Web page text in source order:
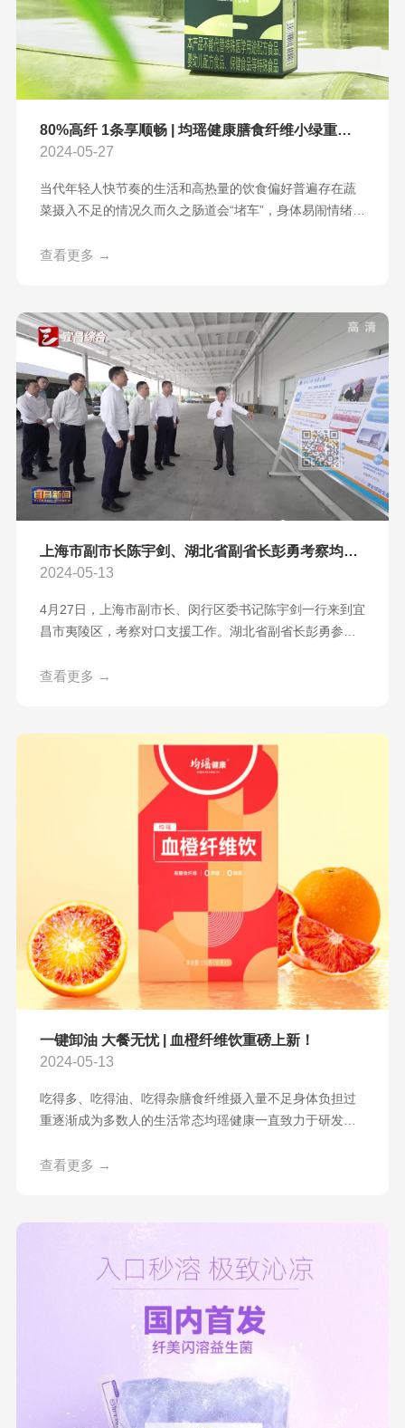
80%高纤 1条享顺畅 | 均瑶健康膳食纤维小绿重磅上市！
2024-05-27
当代年轻人快节奏的生活和高热量的饮食偏好普遍存在蔬
菜摄入不足的情况久而久之肠道会“堵车”，身体易闹情绪而
肠道享顺畅，轻盈且自在均瑶健康膳食纤维小绿不爱吃蔬
查看更多 →
上海市副市长陈宇剑、湖北省副省长彭勇考察均瑶大健康产业园
2024-05-13
4月27日，上海市副市长、闵行区委书记陈宇剑一行来到宜
昌市夷陵区，考察对口支援工作。湖北省副省长彭勇参加
市领导李军、靳鹏，市三峡工委党工委书记、主任蒋正雄
峡工程建设、百万移民搬迁的奋斗历程，听取三
查看更多 →
一键卸油 大餐无忧 | 血橙纤维饮重磅上新！
2024-05-13
吃得多、吃得油、吃得杂膳食纤维摄入量不足身体负担过
重逐渐成为多数人的生活常态均瑶健康一直致力于研发国
纤维饮应运而生，顺势登场与大家正式见面
查看更多 →